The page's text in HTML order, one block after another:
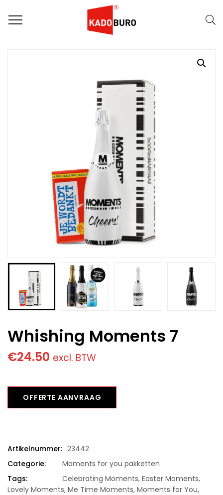
Home
Moments for you pakketten
Whishing Moments 7
€24.50 excl. BTW
OFFERTE AANVRAAG
Artikelnummer: 23442
Categorie:
Moments for you pakketten
Tags:
Celebrating Moments, Easter Moments,
Lovely Moments, Me Time Moments, Moments for You,